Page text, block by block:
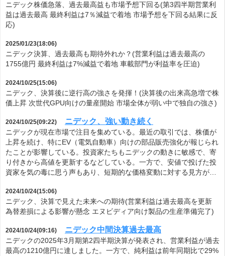
ニデック株価急落、過去最高益も市場予想下回る(第3四半期営業利
益は過去最高 最終利益は7％減益で着地 市場予想を下回る結果に反
応)
2025/01/23(18:06)
ニデック決算、過去最高も期待外れか？(営業利益は過去最高の
1755億円 最終利益は7%減益で着地 車載部門が利益率を圧迫)
2024/10/25(15:06)
ニデック、決算後に逆行高の強さを発揮！(決算後の出来高急増で株
価上昇 次世代GPU向けの量産開始 市場全体が弱い中で独自の強さ)
2024/10/25(09:22) ニデック、強い動き続く
ニデックが現在市場で注目を集めている。最近の取引では、株価が
上昇を続け、特にEV（電気自動車）向けの部品販売強化が報じられ
たことが影響している。投資家たちもニデックの動きに敏感で、寄
り付きから高値を更新するなどしている。一方で、安値で投げた投
資家を気の毒に思う声もあり、短期的な価格変動に対する見方が…
2024/10/24(15:06)
ニデック、決算で見えた未来への期待(営業利益は過去最高を更新
為替差損による影響が懸念 エヌビディア向け製品の生産準備完了)
2024/10/24(09:16) ニデック中間決算過去最高
ニデックの2025年3月期第2四半期決算が発表され、営業利益が過去
最高の1210億円に達しました。一方で、純利益は前年同期比で29%